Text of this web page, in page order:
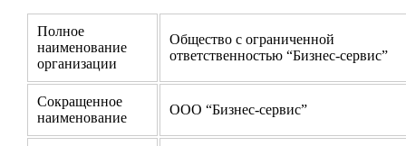
Полное
наименование
организации
Общество с ограниченной
ответственностью “Бизнес-сервис”
Сокращенное
наименование
ООО “Бизнес-сервис”